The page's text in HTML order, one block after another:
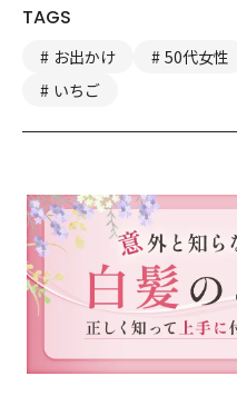
TAGS
お出かけ 50代女性
いちご